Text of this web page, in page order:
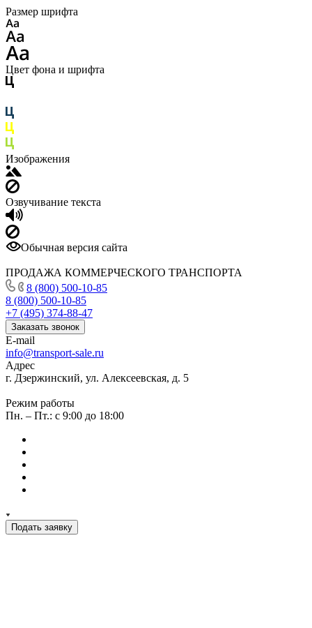
Размер шрифта
Цвет фона и шрифта
Изображения
Озвучивание текста
Обычная версия сайта
ПРОДАЖА КОММЕРЧЕСКОГО ТРАНСПОРТА
8 (800) 500-10-85
8 (800) 500-10-85
+7 (495) 374-88-47
Заказать звонок
E-mail
info@transport-sale.ru
Адрес
г. Дзержинский, ул. Алексеевская, д. 5
Режим работы
Пн. – Пт.: с 9:00 до 18:00
Подать заявку